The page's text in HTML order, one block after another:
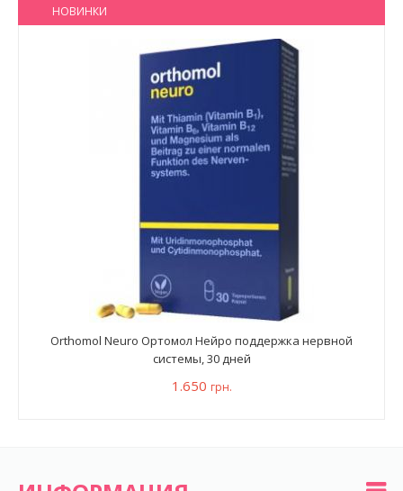
НОВИНКИ
Orthomol Neuro Ортомол Нейро поддержка нервной
системы, 30 дней
1.650 грн.